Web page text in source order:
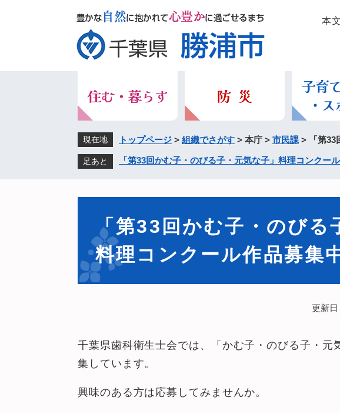
本
現在地 トップページ > 組織でさがす > 本庁 > 市民課 > 「第
足あと 「第33回かむ子・のびる子・元気な子」料理コンクー
「第33回かむ子・のびる
料理コンクール作品募集
更新
千葉県歯科衛生士会では、「かむ子・のびる子・元
集しています。
興味のある方は応募してみませんか。